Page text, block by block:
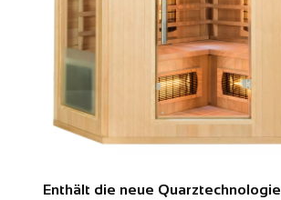
Enthält die neue Quarztechnologie